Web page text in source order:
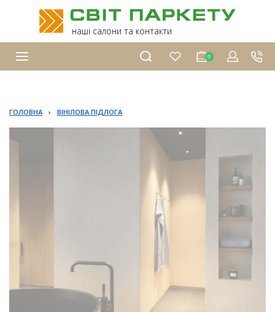
наші салони та контакти
0
ГОЛОВНА › ВІНІЛОВА ПІДЛОГА